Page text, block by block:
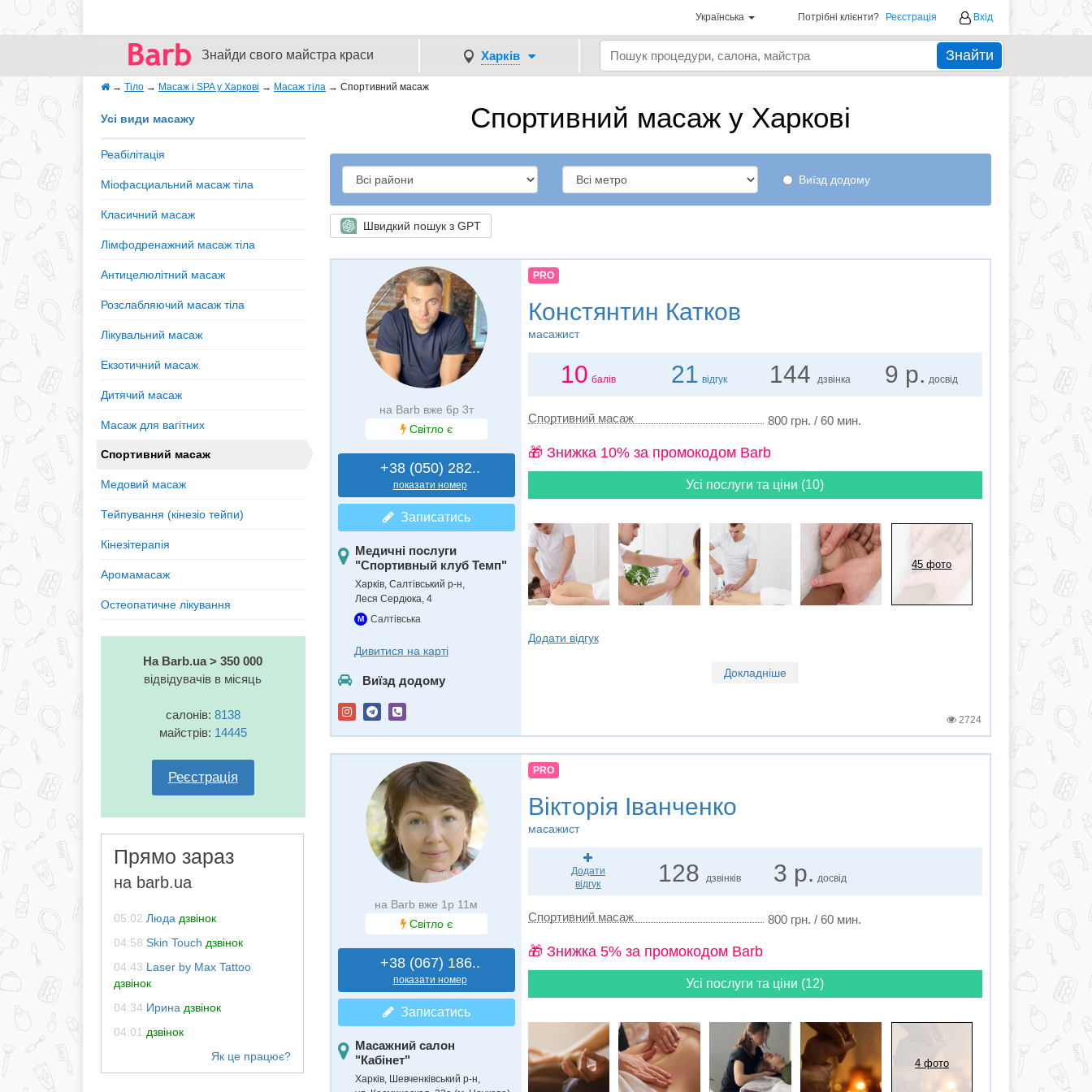
Українська Потрібні клієнти? Реєстрація Вхід
Знайди свого майстра краси Харків Знайти
→ Тіло → Масаж і SPA у Харкові → Масаж тіла → Спортивний масаж
Спортивний масаж у Харкові
Виїзд додому
Швидкий пошук з GPT
Усі види масажу
Реабілітація
Міофасциальний масаж тіла
Класичний масаж
Лімфодренажний масаж тіла
Антицелюлітний масаж
Розслабляючий масаж тіла
Лікувальний масаж
Екзотичний масаж
Дитячий масаж
Масаж для вагітних
Спортивний масаж
Медовий масаж
Тейпування (кінезiо тейпи)
Кінезітерапія
Аромамасаж
Остеопатичне лікування
На Barb.ua > 350 000
відвідувачів в місяць
салонів: 8138
майстрів: 14445
Реєстрація
Прямо зараз
на barb.ua
05:02 Люда дзвінок
04:58 Skin Touch дзвінок
04:43 Laser by Max Tattoo
дзвінок
04:34 Ирина дзвінок
04:01 дзвінок
на Barb вже 6р 3т
Світло є
+38 (050) 282..
показати номер
Записатись
Медичні послуги
"Спортивный клуб Темп"
Харків, Салтівський р-н,
Леся Сердюка, 4
M Салтівська
Дивитися на карті
Виїзд додому
PRO
Констянтин Катков
масажист
10 балів 21 відгук 144 дзвінка 9 р. досвід
Спортивний масаж 800 грн. / 60 мин.
🎁 Знижка 10% за промокодом Barb
Усі послуги та ціни (10)
45 фото
Додати відгук
Докладніше
2724
на Barb вже 1р 11м
Світло є
+38 (067) 186..
показати номер
Записатись
Масажний салон
"Кабінет"
Харків, Шевченківський р-н,
PRO
Вікторія Іванченко
масажист
Додати
відгук
128 дзвінків 3 р. досвід
Спортивний масаж 800 грн. / 60 мин.
🎁 Знижка 5% за промокодом Barb
Усі послуги та ціни (12)
4 фото